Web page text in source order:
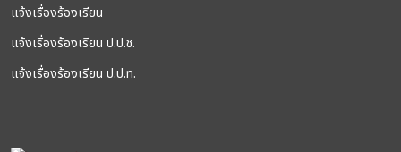
แจ้งเรื่องร้องเรียน
แจ้งเรื่องร้องเรียน ป.ป.ช.
แจ้งเรื่องร้องเรียน ป.ป.ท.